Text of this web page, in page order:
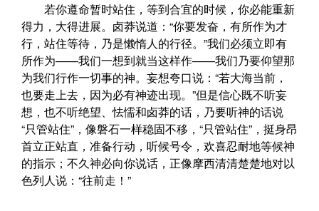
若你遵命暂时站住，等到合宜的时候，你必能重新
得力，大得进展。卤莽说道：“你要发奋，有所作为才
行，站住等待，乃是懒惰人的行径。”我们必须立即有
所作为——我们一想到就当这样作——我们乃要仰望那
为我们行作一切事的神。妄想夸口说：“若大海当前，
也要走上去，因为必有神迹出现。”但是信心既不听妄
想，也不听绝望、怯懦和卤莽的话，乃要听神的话说
“只管站住”，像磐石一样稳固不移，“只管站住”，挺身昂
首立正站直，准备行动，听候号令，欢喜忍耐地等候神
的指示；不久神必向你说话，正像摩西清清楚楚地对以
色列人说：“往前走！”